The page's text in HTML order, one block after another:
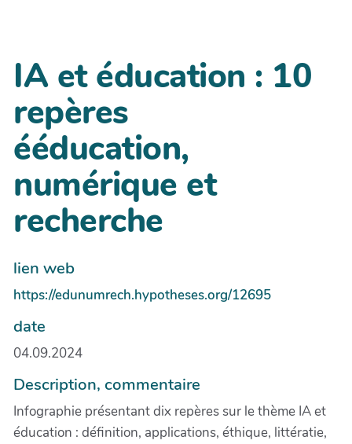
IA et éducation : 10
repères
ééducation,
numérique et
recherche
lien web
https://edunumrech.hypotheses.org/12695
date
04.09.2024
Description, commentaire
Infographie présentant dix repères sur le thème IA et
éducation : définition, applications, éthique, littératie,